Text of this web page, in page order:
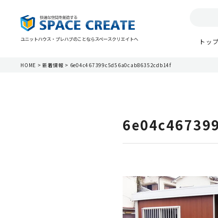
ユニットハウス・プレハブのことならスペースクリエイトへ トッ
HOME >新着情報 > 6e04c467399c5d56a0cab86352cdb14f